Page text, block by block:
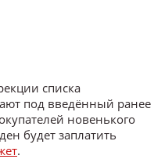
списка
под введённый ранее
новенького
будет заплатить
.